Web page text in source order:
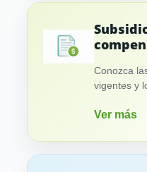
Conozca
vigentes y
Ver más